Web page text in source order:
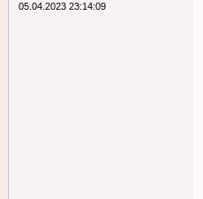
05.04.2023 23:14:09